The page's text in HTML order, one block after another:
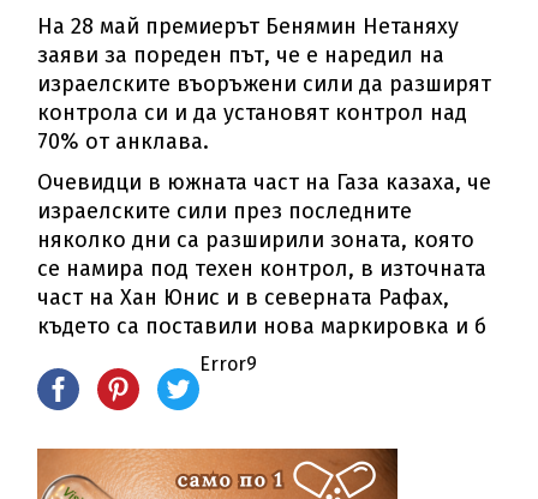
На 28 май премиерът Бенямин Нетаняху
заяви за пореден път, че е наредил на
израелските въоръжени сили да разширят
контрола си и да установят контрол над
70% от анклава.
Очевидци в южната част на Газа казаха, че
израелските сили през последните
няколко дни са разширили зоната, която
се намира под техен контрол, в източната
част на Хан Юнис и в северната Рафах,
където са поставили нова маркировка и б
Error9